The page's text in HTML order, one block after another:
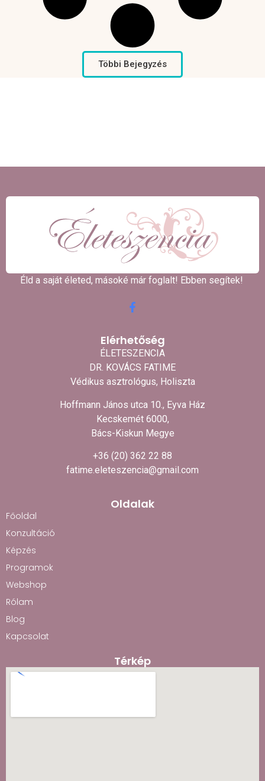
Többi Bejegyzés
Éld a saját életed, másoké már foglalt! Ebben segítek! ​
Elérhetőség
ÉLETESZENCIA
DR. KOVÁCS FATIME
Védikus asztrológus, Holiszta
Hoffmann János utca 10., Eyva Ház
Kecskemét 6000,
Bács-Kiskun Megye
+36 (20) 362 22 88
fatime.eleteszencia@gmail.com
Oldalak
Főoldal
Konzultáció
Képzés
Programok
Webshop
Rólam
Blog
Kapcsolat
Térkép